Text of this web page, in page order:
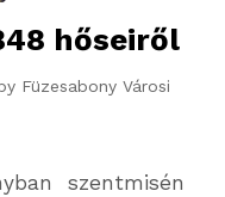
hőseiről
Füzesabony Városi
szentmisén